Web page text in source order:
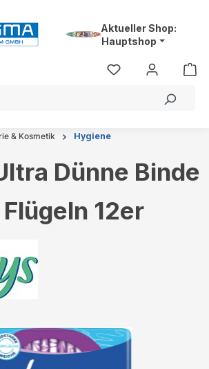
Aktueller Shop:
Hauptshop
& Kosmetik Hygiene
Dünne Binde
12er